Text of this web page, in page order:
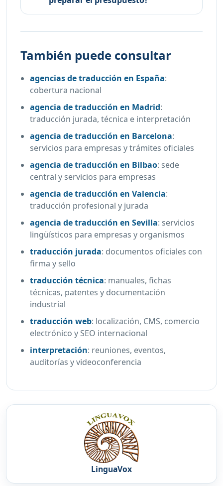
También puede consultar
agencias de traducción en España:
cobertura nacional
agencia de traducción en Madrid:
traducción jurada, técnica e interpretación
agencia de traducción en Barcelona:
servicios para empresas y trámites oficiales
agencia de traducción en Bilbao: sede
central y servicios para empresas
agencia de traducción en Valencia:
traducción profesional y jurada
agencia de traducción en Sevilla: servicios
lingüísticos para empresas y organismos
traducción jurada: documentos oficiales con
firma y sello
traducción técnica: manuales, fichas
técnicas, patentes y documentación
industrial
traducción web: localización, CMS, comercio
electrónico y SEO internacional
interpretación: reuniones, eventos,
auditorías y videoconferencia
LinguaVox